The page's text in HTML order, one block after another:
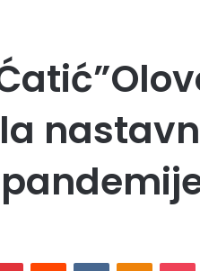
PinterestReddit VKontakte